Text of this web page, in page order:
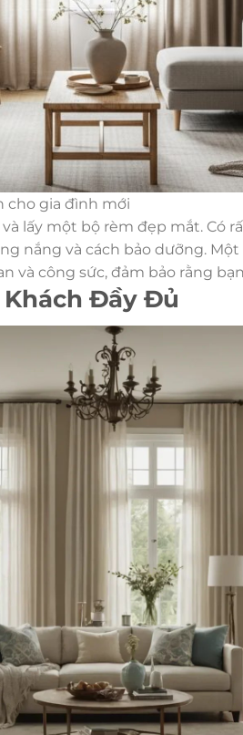
cho gia đình mới
lấy một bộ rèm đẹp mắt. Có
nắng và cách bảo dưỡng.
và công sức, đảm bảo rằng
Đầy Đủ